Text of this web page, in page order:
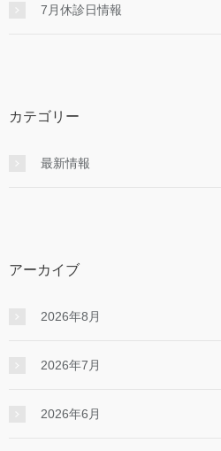
7月休診日情報
カテゴリー
最新情報
アーカイブ
2026年8月
2026年7月
2026年6月